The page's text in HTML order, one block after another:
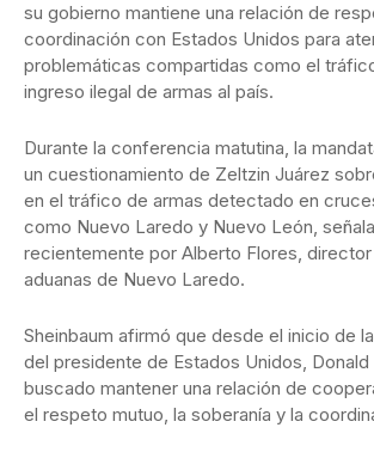
su gobierno mantiene una relación de
coordinación con Estados Unidos para
problemáticas compartidas como el
ingreso ilegal de armas al país.
Durante la conferencia matutina, la
un cuestionamiento de Zeltzin Juárez
en el tráfico de armas detectado en
como Nuevo Laredo y Nuevo León,
recientemente por Alberto Flores,
aduanas de Nuevo Laredo.
Sheinbaum afirmó que desde el inicio de
del presidente de Estados Unidos, Donald
buscado mantener una relación de
el respeto mutuo, la soberanía y la